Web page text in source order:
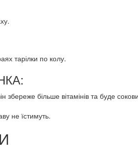
тарілки по колу.
збереже більше вітамінів та буде
не їстимуть.